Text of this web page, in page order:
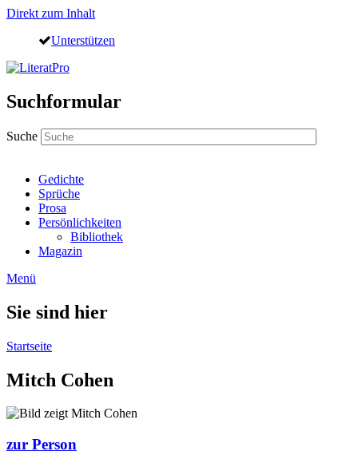
Direkt zum Inhalt
Unterstützen
Suchformular
Suche
Gedichte
Sprüche
Prosa
Persönlichkeiten
Bibliothek
Magazin
Menü
Sie sind hier
Startseite
Mitch Cohen
zur Person